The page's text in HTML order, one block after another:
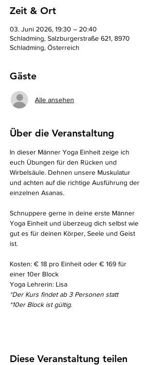
Zeit & Ort
03. Juni 2026, 19:30 – 20:40
Schladming, Salzburgerstraße 621, 8970
Schladming, Österreich
Gäste
Alle ansehen
Über die Veranstaltung
In dieser Männer Yoga Einheit zeige ich
euch Übungen für den Rücken und
Wirbelsäule. Dehnen unsere Muskulatur
und achten auf die richtige Ausführung der
einzelnen Asanas.
Schnuppere gerne in deine erste Männer
Yoga Einheit und überzeug dich selbst wie
gut es für deinen Körper, Seele und Geist
ist.
Kosten: € 18 pro Einheit oder € 169 für
einer 10er Block
Yoga Lehrerin: Lisa
*Der Kurs findet ab 3 Personen statt
*10er Block ist gültig.
Diese Veranstaltung teilen